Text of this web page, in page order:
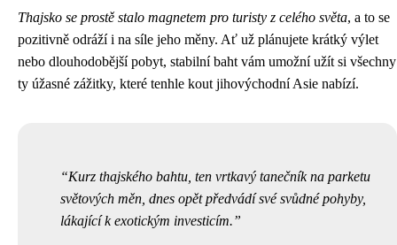
Thajsko se prostě stalo magnetem pro turisty z celého světa, a to se
pozitivně odráží i na síle jeho měny. Ať už plánujete krátký výlet
nebo dlouhodobější pobyt, stabilní baht vám umožní užít si všechny
ty úžasné zážitky, které tenhle kout jihovýchodní Asie nabízí.
Kurz thajského bahtu, ten vrtkavý tanečník na parketu
světových měn, dnes opět předvádí své svůdné pohyby,
lákající k exotickým investicím.